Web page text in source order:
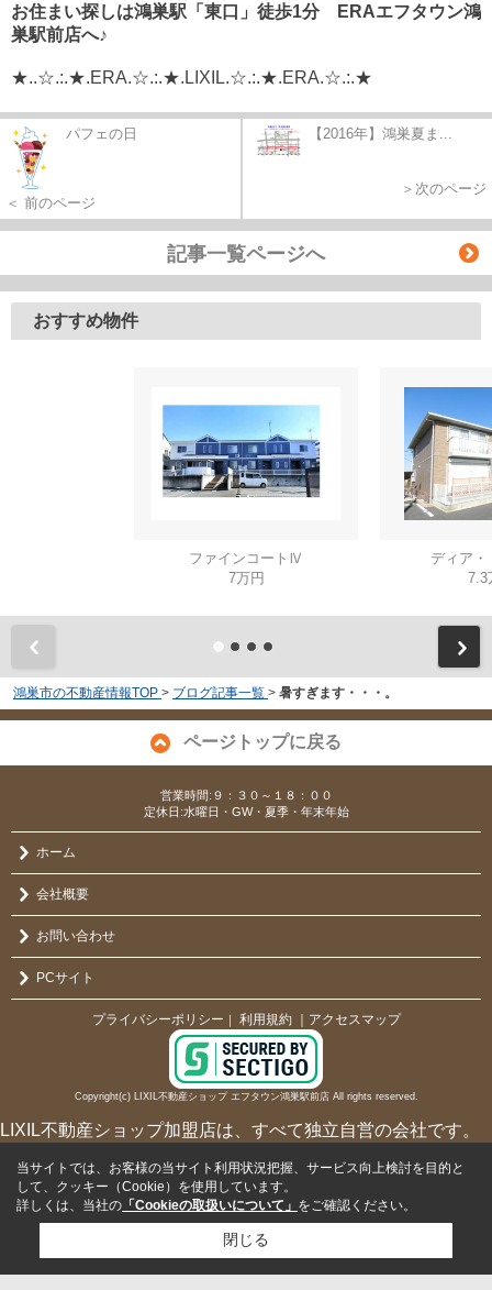
お住まい探しは鴻巣駅「東口」徒歩1分 ERAエフタウン鴻
巣駅前店へ♪
★..☆.:.★.ERA.☆.:.★.LIXIL.☆.:.★.ERA.☆.:.★
パフェの日
＜ 前のページ
【2016年】鴻巣夏ま...
＞次のページ
記事一覧ページへ
おすすめ物件
ファインコートⅣ
7万円
ディア・
7.3
鴻巣市の不動産情報TOP > ブログ記事一覧 > 暑すぎます・・・。
ページトップに戻る
営業時間:９：３０～１８：００
定休日:水曜日・GW・夏季・年末年始
ホーム
会社概要
お問い合わせ
PCサイト
プライバシーポリシー ｜ 利用規約 ｜アクセスマップ
Copyright(c) LIXIL不動産ショップ エフタウン鴻巣駅前店 All rights reserved.
LIXIL不動産ショップ加盟店は、すべて独立自営の会社です。
当サイトでは、お客様の当サイト利用状況把握、サービス向上検討を目的と
して、クッキー（Cookie）を使用しています。
詳しくは、当社の 「Cookieの取扱いについて」 をご確認ください。
閉じる